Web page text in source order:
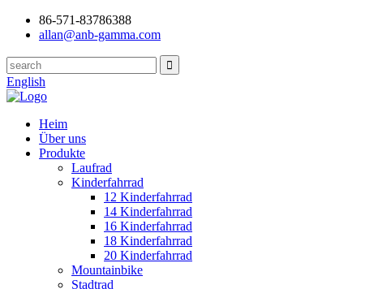
86-571-83786388
allan@anb-gamma.com
English
Heim
Über uns
Produkte
Laufrad
Kinderfahrrad
12 Kinderfahrrad
14 Kinderfahrrad
16 Kinderfahrrad
18 Kinderfahrrad
20 Kinderfahrrad
Mountainbike
Stadtrad